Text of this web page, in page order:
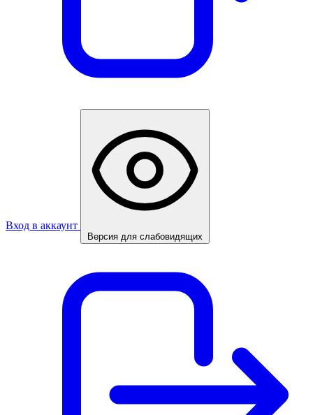
Вход в аккаунт
Версия для слабовидящих